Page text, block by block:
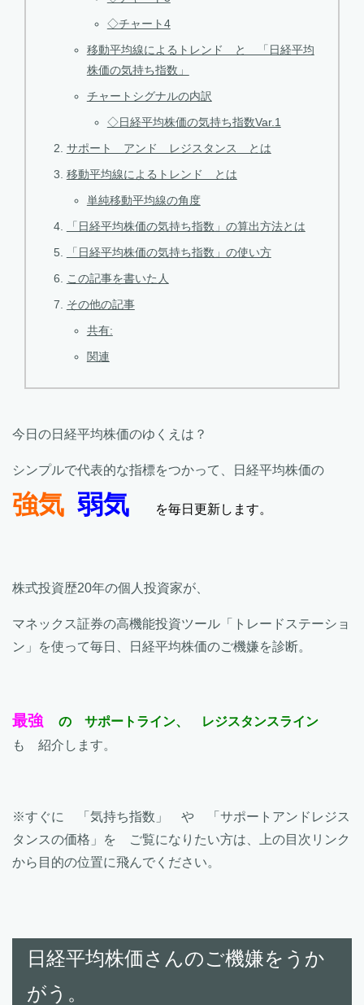
◇チャート4
移動平均線によるトレンド と 「日経平均
株価の気持ち指数」
チャートシグナルの内訳
◇日経平均株価の気持ち指数Var.1
サポート アンド レジスタンス とは
移動平均線によるトレンド とは
単純移動平均線の角度
「日経平均株価の気持ち指数」の算出方法とは
「日経平均株価の気持ち指数」の使い方
この記事を書いた人
その他の記事
共有:
関連
今日の日経平均株価のゆくえは？
シンプルで代表的な指標をつかって、日経平均株価の
強気 弱気 を毎日更新します。
株式投資歴20年の個人投資家が、
マネックス証券の高機能投資ツール「トレードステーショ
ン」を使って毎日、日経平均株価のご機嫌を診断。
最強
の サポートライン、 レジスタンスライン
も 紹介します。
※すぐに 「気持ち指数」 や 「サポートアンドレジス
タンスの価格」を ご覧になりたい方は、上の目次リンク
から目的の位置に飛んでください。
日経平均株価さんのご機嫌をうか
がう。